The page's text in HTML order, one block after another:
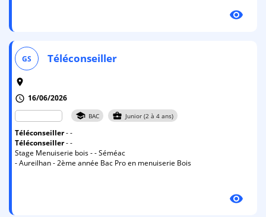
visibility
GS Téléconseiller
room
schedule 16/06/2026
school BAC business_center Junior (2 à 4 ans)
Téléconseiller- -
Téléconseiller- -
Stage Menuiserie bois - - Séméac
- Aureilhan - 2ème année Bac Pro en menuiserie Bois
visibility